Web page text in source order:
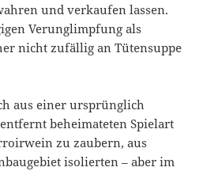
und verkaufen lassen.
Verunglimpfung als
nicht zufällig an Tütensuppe
aus einer ursprünglich
beheimateten Spielart
zu zaubern, aus
isolierten – aber im